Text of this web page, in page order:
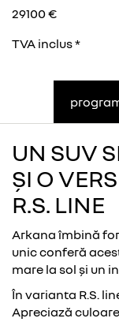
29100 €
TVA inclus *
UN SUV
ȘI O
R.S. LINE
Arkana îmbină
unic conferă
mare la sol și un
În varianta R.S.
Apreciază